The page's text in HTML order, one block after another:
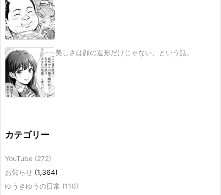
美しさは顔の造形だけじゃない、という話。
カテゴリー
YouTube (272)
お知らせ (1,364)
ゆうきゆうの日常 (110)